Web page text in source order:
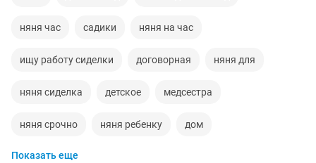
няня час садики няня на час
ищу работу сиделки договорная няня для
няня сиделка детское медсестра
няня срочно няня ребенку дом
няня для детей
Показать еще